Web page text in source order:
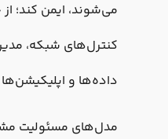
می‌شوند، ایمن کند؛
کنترل‌های شبکه،
داده‌ها و
مدل‌های مسئولیت